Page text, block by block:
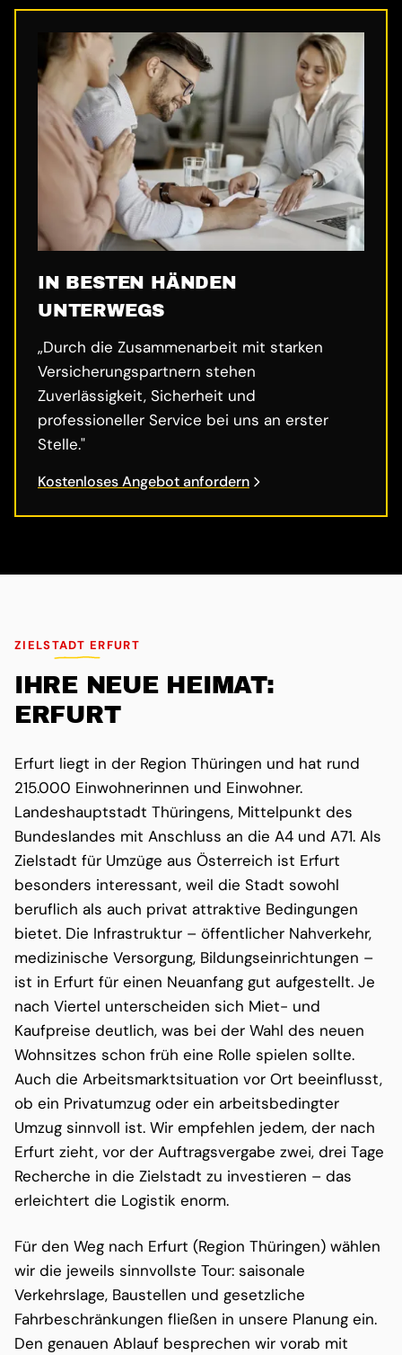
IN BESTEN HÄNDEN
UNTERWEGS
„Durch die Zusammenarbeit mit starken
Versicherungspartnern stehen
Zuverlässigkeit, Sicherheit und
professioneller Service bei uns an erster
Stelle."
Kostenloses Angebot anfordern
ZIELSTADT ERFURT
IHRE NEUE HEIMAT:
ERFURT
Erfurt liegt in der Region Thüringen und hat rund
215.000 Einwohnerinnen und Einwohner.
Landeshauptstadt Thüringens, Mittelpunkt des
Bundeslandes mit Anschluss an die A4 und A71. Als
Zielstadt für Umzüge aus Österreich ist Erfurt
besonders interessant, weil die Stadt sowohl
beruflich als auch privat attraktive Bedingungen
bietet. Die Infrastruktur – öffentlicher Nahverkehr,
medizinische Versorgung, Bildungseinrichtungen –
ist in Erfurt für einen Neuanfang gut aufgestellt. Je
nach Viertel unterscheiden sich Miet- und
Kaufpreise deutlich, was bei der Wahl des neuen
Wohnsitzes schon früh eine Rolle spielen sollte.
Auch die Arbeitsmarktsituation vor Ort beeinflusst,
ob ein Privatumzug oder ein arbeitsbedingter
Umzug sinnvoll ist. Wir empfehlen jedem, der nach
Erfurt zieht, vor der Auftragsvergabe zwei, drei Tage
Recherche in die Zielstadt zu investieren – das
erleichtert die Logistik enorm.
Für den Weg nach Erfurt (Region Thüringen) wählen
wir die jeweils sinnvollste Tour: saisonale
Verkehrslage, Baustellen und gesetzliche
Fahrbeschränkungen fließen in unsere Planung ein.
Den genauen Ablauf besprechen wir vorab mit